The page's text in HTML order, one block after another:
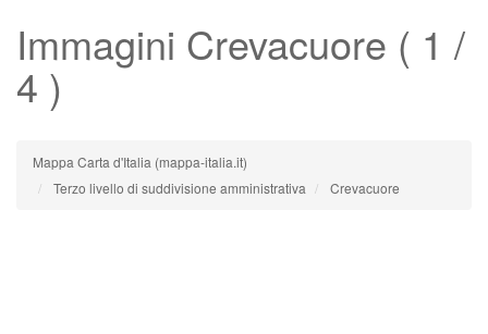
Immagini Crevacuore ( 1 /
4 )
Mappa Carta d'Italia (mappa-italia.it)
Terzo livello di suddivisione amministrativa
Crevacuore